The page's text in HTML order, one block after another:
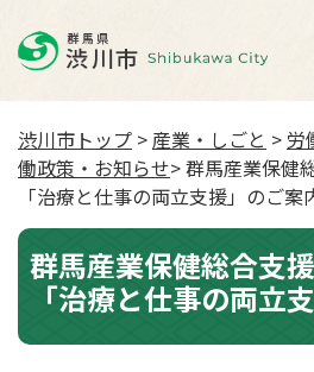
渋川市トップ >産業・しごと > 労
働政策・お知らせ> 群馬産業保健
「治療と仕事の両立支援」のご案
群馬産業保健総合支
「治療と仕事の両立